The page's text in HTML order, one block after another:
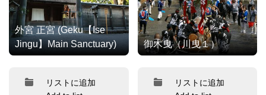
外宮 正宮 (Geku【Ise
Jingu】Main Sanctuary)
リストに追加
御木曳（川曳１）
リストに追加